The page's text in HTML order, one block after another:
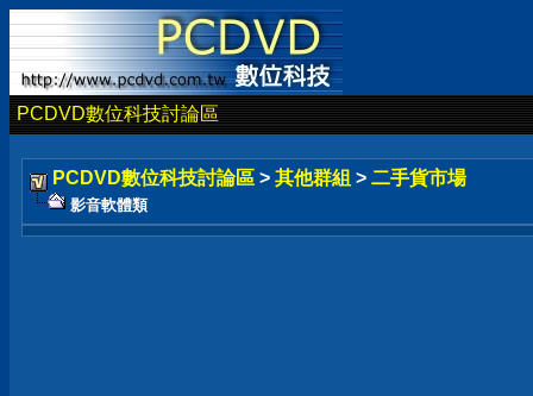
PCDVD數位科技討論區
PCDVD數位科技討論區 > 其他群組 > 二手貨市場
影音軟體類